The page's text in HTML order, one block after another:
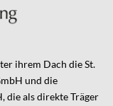
ihrem Dach die St.
und die
die als direkte Träger